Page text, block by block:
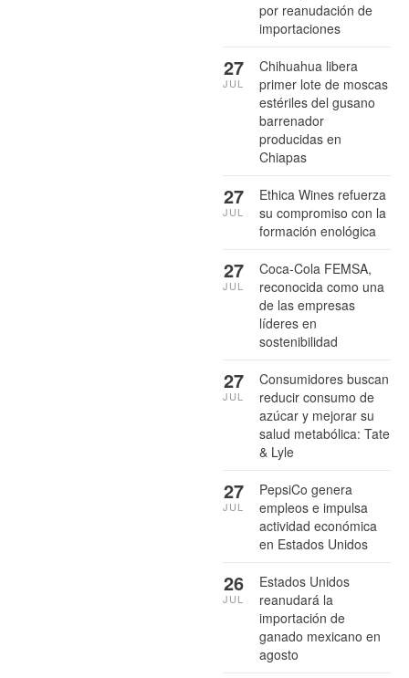
por reanudación de
importaciones
Chihuahua libera
primer lote de moscas
estériles del gusano
barrenador
producidas en
Chiapas
27
JUL
Ethica Wines refuerza
su compromiso con la
formación enológica
27
JUL
Coca-Cola FEMSA,
reconocida como una
de las empresas
líderes en
sostenibilidad
27
JUL
Consumidores buscan
reducir consumo de
azúcar y mejorar su
salud metabólica: Tate
& Lyle
27
JUL
PepsiCo genera
empleos e impulsa
actividad económica
en Estados Unidos
27
JUL
Estados Unidos
reanudará la
importación de
ganado mexicano en
agosto
26
JUL